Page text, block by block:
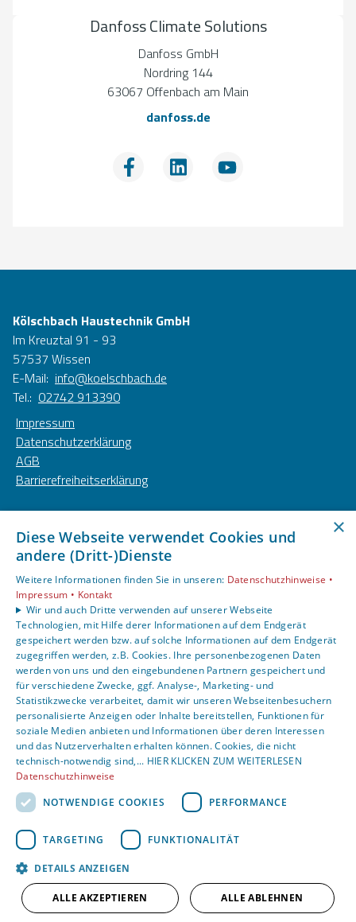
Danfoss Climate Solutions
Danfoss GmbH
Nordring 144
63067 Offenbach am Main
danfoss.de
Kölschbach Haustechnik GmbH
Im Kreuztal 91 - 93
57537 Wissen
E-Mail: info@koelschbach.de
Tel.: 02742 913390
Impressum
Datenschutzerklärung
AGB
Barrierefreiheitserklärung
Privatkunden
Gewerbekunden
Karriere
Unternehmen
Kontakt
Um externe HTML-Inhalte anzuzeigen, benötigen wir
Ihre Einwilligung.
Weitere Informationen finden Sie in unserer
Datenschutzerklärung.
Cookie-Einstellungen öffnen
×
Diese Webseite verwendet Cookies und
andere (Dritt-)Dienste
Weitere Informationen finden Sie in unseren: Datenschutzhinweise •
Impressum • Kontakt
Wir und auch Dritte verwenden auf unserer Webseite
Technologien, mit Hilfe derer Informationen auf dem Endgerät
gespeichert werden bzw. auf solche Informationen auf dem Endgerät
zugegriffen werden, z.B. Cookies. Ihre personenbezogenen Daten
werden von uns und den eingebundenen Partnern gespeichert und
für verschiedene Zwecke, ggf. Analyse-, Marketing- und
Statistikzwecke verarbeitet, damit wir unseren Webseitenbesuchern
personalisierte Anzeigen oder Inhalte bereitstellen, Funktionen für
soziale Medien anbieten und Informationen über deren Interessen
und das Nutzerverhalten erhalten können. Cookies, die nicht
technisch-notwendig sind,... HIER KLICKEN ZUM WEITERLESEN
Datenschutzhinweise
NOTWENDIGE COOKIES
PERFORMANCE
TARGETING FUNKTIONALITÄT
DETAILS ANZEIGEN
ALLE AKZEPTIEREN ALLE ABLEHNEN